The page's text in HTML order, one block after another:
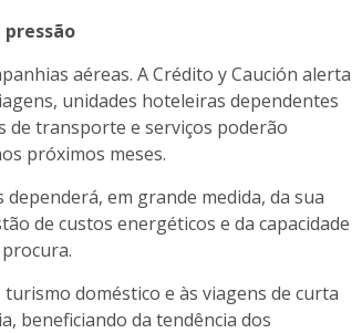
aéreas. A Crédito y Caución alerta
unidades hoteleiras dependentes
de transporte e serviços poderão
próximos meses.
dependerá, em grande medida, da sua
de custos energéticos e da capacidade
doméstico e às viagens de curta
beneficiando da tendência dos